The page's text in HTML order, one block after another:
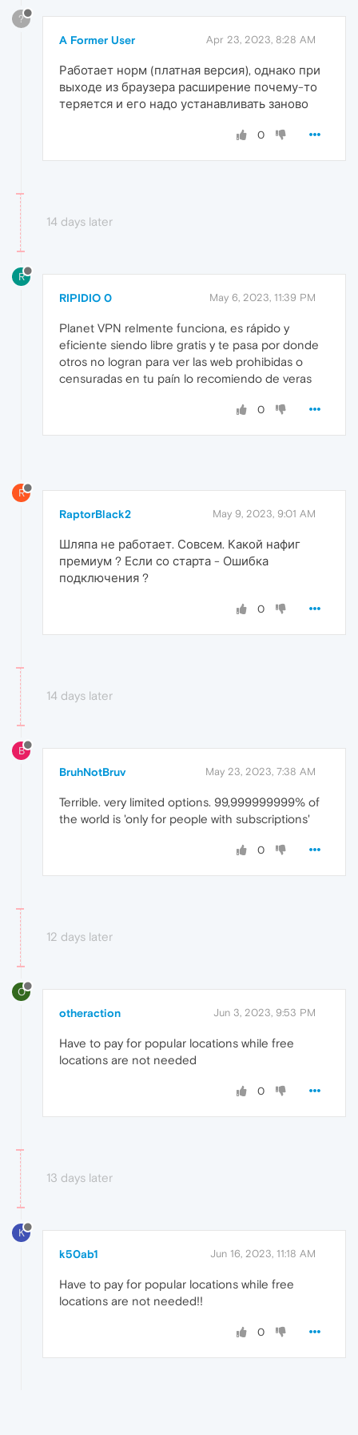
?
A Former User Apr 23, 2023, 8:28 AM
Работает норм (платная версия), однако при
выходе из браузера расширение почему-то
теряется и его надо устанавливать заново
0
14 days later
R
RIPIDIO 0 May 6, 2023, 11:39 PM
Planet VPN relmente funciona, es rápido y
eficiente siendo libre gratis y te pasa por donde
otros no logran para ver las web prohibidas o
censuradas en tu paín lo recomiendo de veras
0
R
RaptorBlack2 May 9, 2023, 9:01 AM
Шляпа не работает. Совсем. Какой нафиг
премиум ? Если со старта - Ошибка
подключения ?
0
14 days later
B
BruhNotBruv May 23, 2023, 7:38 AM
Terrible. very limited options. 99,999999999% of
the world is 'only for people with subscriptions'
0
12 days later
O
otheraction Jun 3, 2023, 9:53 PM
Have to pay for popular locations while free
locations are not needed
0
13 days later
K
k50ab1 Jun 16, 2023, 11:18 AM
Have to pay for popular locations while free
locations are not needed!!
0